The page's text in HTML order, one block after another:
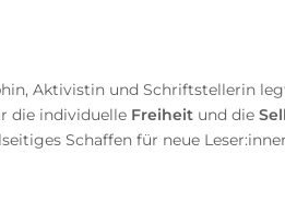
Aktivistin und Schriftstellerin
die individuelle Freiheit und die
Schaffen für neue